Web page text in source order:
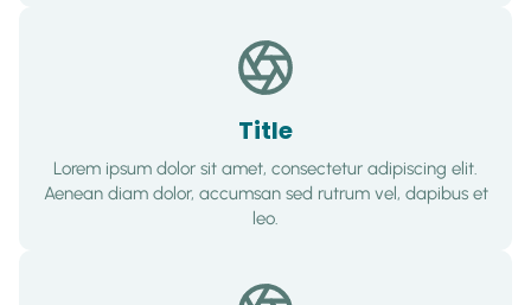
Title
Lorem ipsum dolor sit amet, consectetur adipiscing elit.
Aenean diam dolor, accumsan sed rutrum vel, dapibus et
leo.